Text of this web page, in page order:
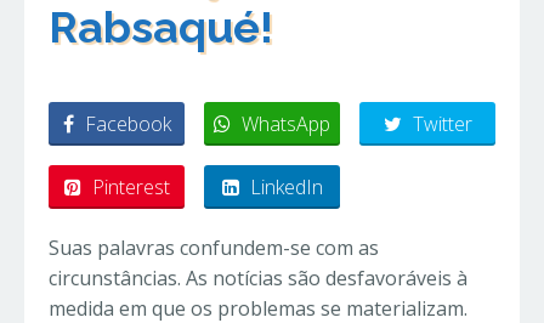
Rabsaqué!
Facebook WhatsApp Twitter
Pinterest LinkedIn
Suas palavras confundem-se com as
circunstâncias. As notícias são desfavoráveis à
medida em que os problemas se materializam.